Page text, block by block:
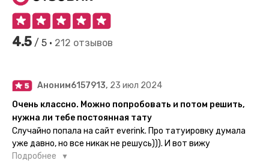
4.5 / 5 • 212 отзывов
Аноним6157913, 23 июл 2024
Очень классно. Можно попробовать и потом решить,
нужна ли тебе постоянная тату
Случайно попала на сайт everink. Про татуировку думала
уже давно, но все никак не решусь))). И вот вижу
великолепный каталог everink. Тату на любой вкус.
Подробнее